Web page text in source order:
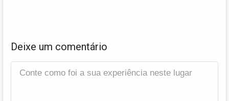
Deixe um comentário